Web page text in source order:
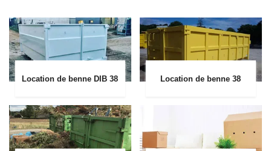
Location de benne DIB 38 Location de benne 38